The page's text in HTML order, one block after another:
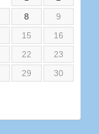
8
9
15
16
22
23
29
30